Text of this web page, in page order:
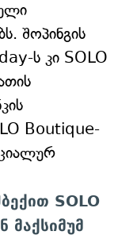
შოპინგის
ს კი SOLO
Boutique-
SOLO
მაქსიმუმ